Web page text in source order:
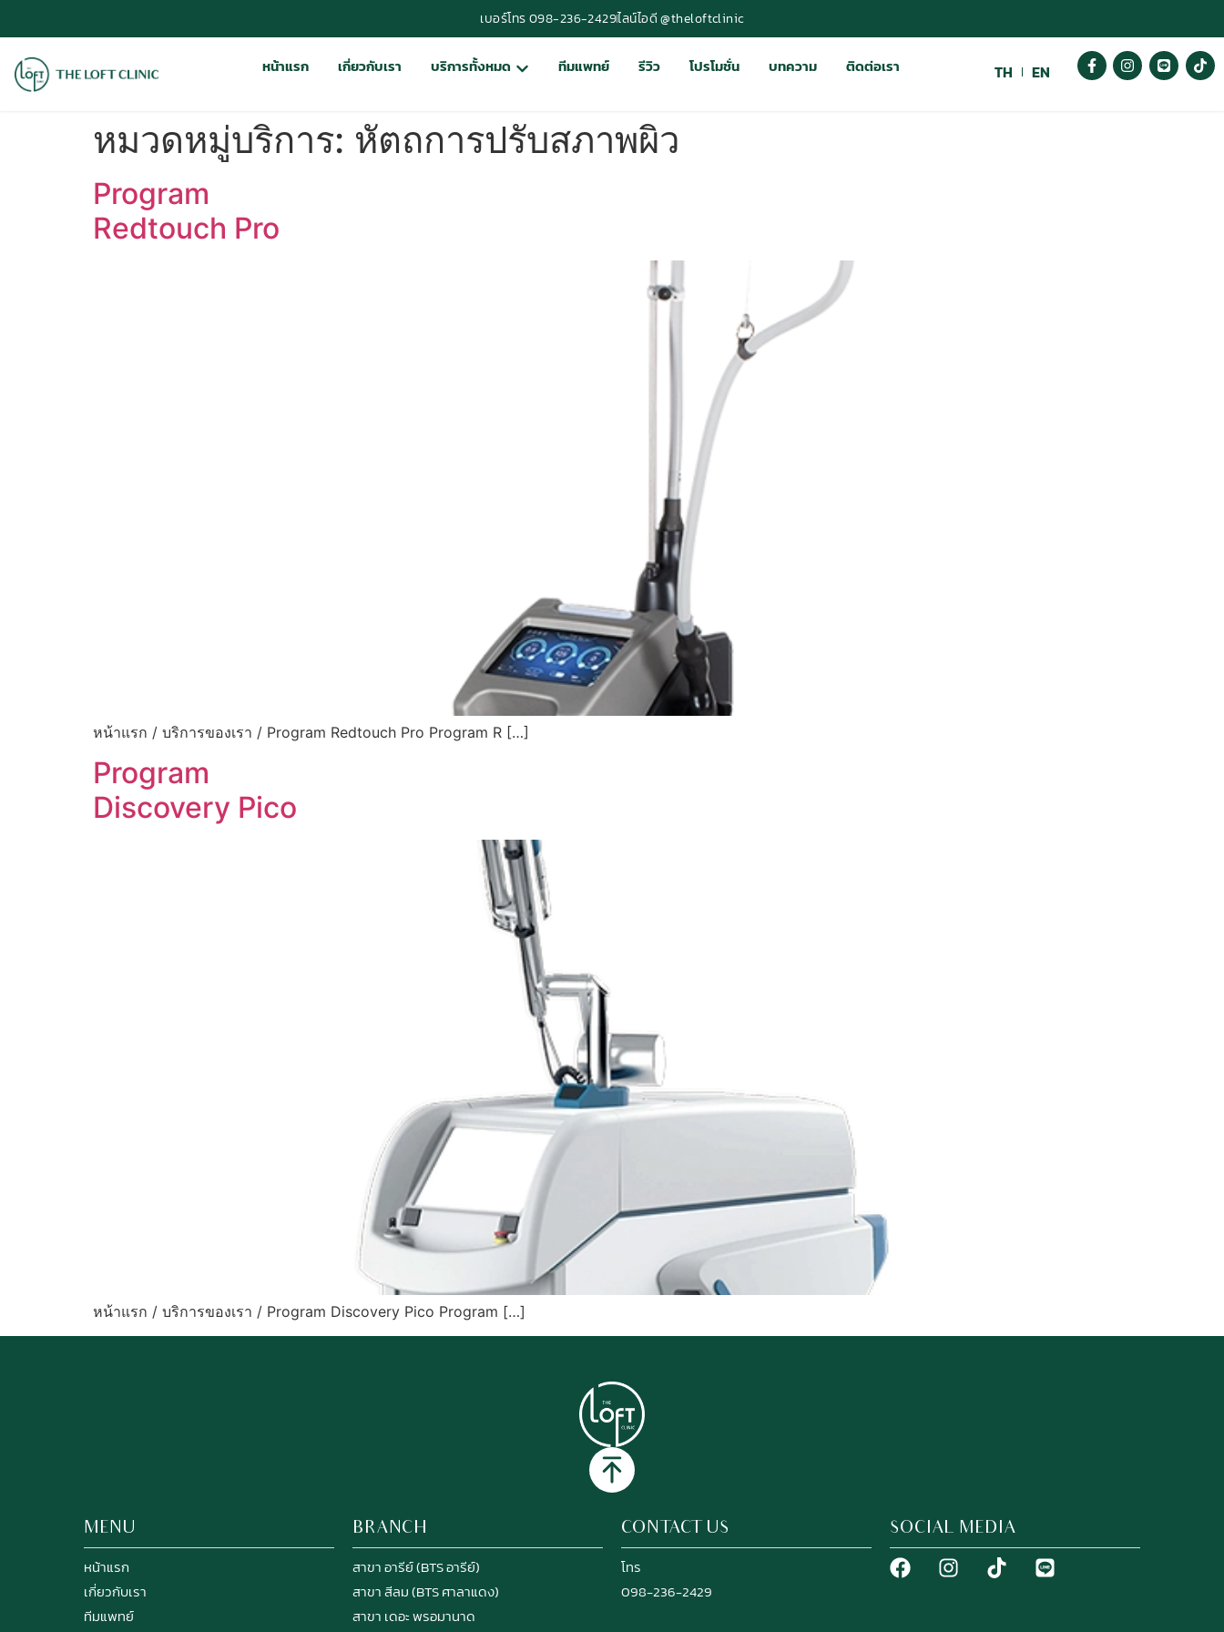
เบอร์โทร 098-236-2429ไลน์ไอดี @theloftclinic
หน้าแรก เกี่ยวกับเรา บริการทั้งหมด ทีมแพทย์ รีวิว โปรโมชั่น บทความ ติดต่อเรา TH EN
หมวดหมู่บริการ: หัตถการปรับสภาพผิว
Program
Redtouch Pro
หน้าแรก / บริการของเรา / Program Redtouch Pro Program R […]
Program
Discovery Pico
หน้าแรก / บริการของเรา / Program Discovery Pico Program […]
MENU
หน้าแรก
เกี่ยวกับเรา
ทีมแพทย์
BRANCH
สาขา อารีย์ (BTS อารีย์)
สาขา สีลม (BTS ศาลาแดง)
สาขา เดอะ พรอมานาด
CONTACT US
โทร
098-236-2429
SOCIAL MEDIA